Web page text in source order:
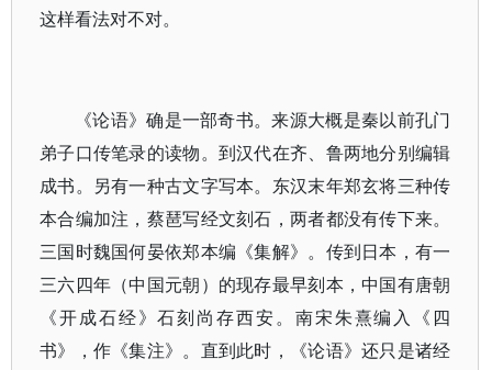
这样看法对不对。
《论语》确是一部奇书。来源大概是秦以前孔门
弟子口传笔录的读物。到汉代在齐、鲁两地分别编辑
成书。另有一种古文字写本。东汉末年郑玄将三种传
本合编加注，蔡琶写经文刻石，两者都没有传下来。
三国时魏国何晏依郑本编《集解》。传到日本，有一
三六四年（中国元朝）的现存最早刻本，中国有唐朝
《开成石经》石刻尚存西安。南宋朱熹编入《四
书》，作《集注》。直到此时，《论语》还只是诸经